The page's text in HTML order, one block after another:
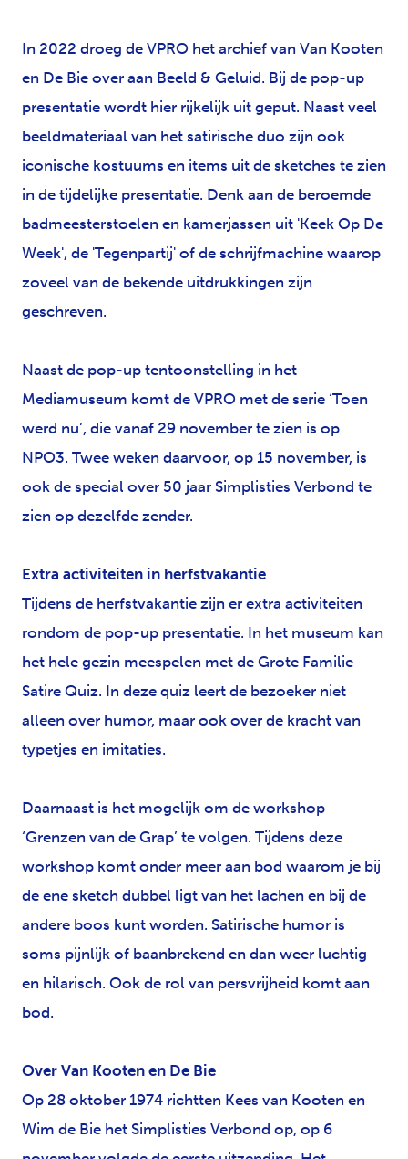
In 2022 droeg de VPRO het archief van Van Kooten
en De Bie over aan Beeld & Geluid. Bij de pop-up
presentatie wordt hier rijkelijk uit geput. Naast veel
beeldmateriaal van het satirische duo zijn ook
iconische kostuums en items uit de sketches te zien
in de tijdelijke presentatie. Denk aan de beroemde
badmeesterstoelen en kamerjassen uit 'Keek Op De
Week', de 'Tegenpartij' of de schrijfmachine waarop
zoveel van de bekende uitdrukkingen zijn
geschreven.
Naast de pop-up tentoonstelling in het
Mediamuseum komt de VPRO met de serie ‘Toen
werd nu’, die vanaf 29 november te zien is op
NPO3. Twee weken daarvoor, op 15 november, is
ook de special over 50 jaar Simplisties Verbond te
zien op dezelfde zender.
Extra activiteiten in herfstvakantie
Tijdens de herfstvakantie zijn er extra activiteiten
rondom de pop-up presentatie. In het museum kan
het hele gezin meespelen met de Grote Familie
Satire Quiz. In deze quiz leert de bezoeker niet
alleen over humor, maar ook over de kracht van
typetjes en imitaties.
Daarnaast is het mogelijk om de workshop
‘Grenzen van de Grap’ te volgen. Tijdens deze
workshop komt onder meer aan bod waarom je bij
de ene sketch dubbel ligt van het lachen en bij de
andere boos kunt worden. Satirische humor is
soms pijnlijk of baanbrekend en dan weer luchtig
en hilarisch. Ook de rol van persvrijheid komt aan
bod.
Over Van Kooten en De Bie
Op 28 oktober 1974 richtten Kees van Kooten en
Wim de Bie het Simplisties Verbond op, op 6